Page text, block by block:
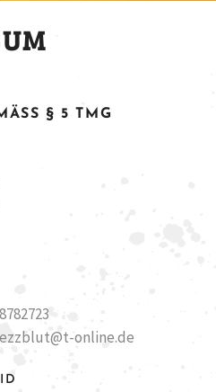
§ 5 TMG
online.de